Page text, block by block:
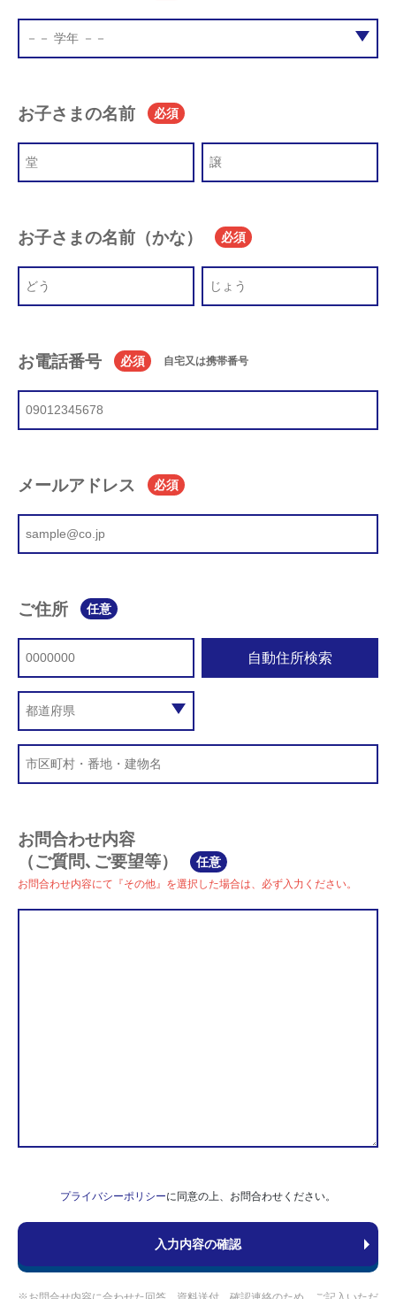
お子さまの名前 必須
お子さまの名前（かな） 必須
お電話番号 必須 自宅又は携帯番号
メールアドレス 必須
ご住所 任意
自動住所検索
お問合わせ内容
（ご質問､ご要望等）
任意
お問合わせ内容にて『その他』を選択した場合は、必ず入力ください。
プライバシーポリシーに同意の上、お問合わせください。